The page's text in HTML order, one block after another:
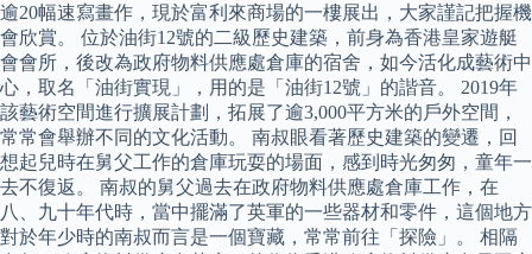
逾20幅速寫畫作，現於富利來商場的一樓展出，大家謹記把握機
會欣賞。 位於油街12號的二級歷史建築，前身為香港皇家遊艇
會會所，後改為政府物料供應處倉庫的宿舍，如今活化成藝術中
心，取名「油街實現」，用的是「油街12號」的諧音。 2019年
該藝術空間進行擴展計劃，拓展了逾3,000平方米的戶外空間，
常常會舉辦不同的文化活動。 南叔眼看著歷史建築的變遷，回
想起兒時在舅父工作的倉庫玩耍的場面，感到時光匆匆，童年一
去不復返。 南叔的舅父過去在政府物料供應處倉庫工作，在
八、九十年代時，當中擺滿了英軍的一些器材和零件，這個地方
對於年少時的南叔而言是一個寶藏，常常前往「探險」。 相隔